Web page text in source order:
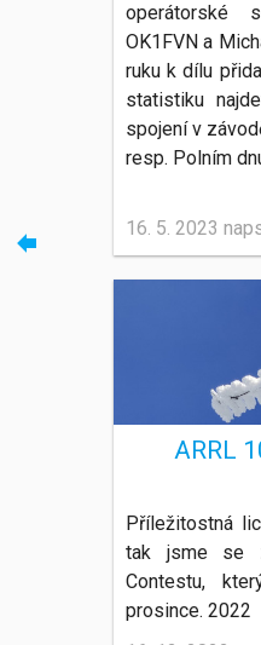
operátorské
OK1FVN a
ruku k dílu
statistiku
spojení v
resp. Polním
16. 5. 2023
ARRL
Příležitostná
tak jsme se
Contestu,
prosince. 2022